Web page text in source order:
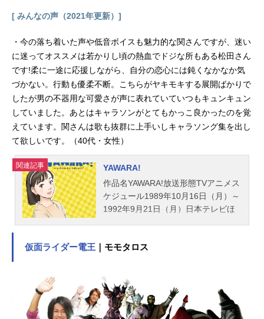
だけど、忍たまの毎日は、あかる
品名忍たま乱太郎放送形態TVアニメ
スケジュール1993年4月10日（土）
～第31シリーズ放送中キャスト乱太
郎：高山みなみきり丸：田中真弓し
んべヱ：一龍斎貞友大川平次渦正：
浦山迅山田伝蔵：大塚明夫土井半
助：関俊彦食堂のおばちゃん：巴菁
子ヘムヘム：島田敏ユキ：國府田マ
きこ稗田八方斎：飯塚昭三スタッフ
郎」より監督：河内日出夫シリーズ
構成：浦...
[ みんなの声（2021年更新）]
・今の落ち着いた声や低音ボイスも魅力的な関さんですが、迷い
に迷ってオススメは若かりし頃の熱血でドジな所もある松田さん
です!柔に一途に応援しながら、自分の恋心には鈍くなかなか気
づかない。行動も優柔不断。こちらがヤキモキする展開ばかりで
したが男の不器用な可愛さが声に表れていていつもキュンキュン
していました。あとはキャラソンがとてもかっこ良かったのを覚
えています。関さんは歌も抜群に上手いしキャラソング集を出し
て欲しいです。（40代・女性）
関連記事
YAWARA!
作品名YAWARA!放送形態TVアニメス
ケジュール1989年10月16日（月）～
1992年9月21日（月）日本テレビほ
作：関俊彦本阿弥さやか：鷹森淑乃
直樹/スタジオ・ナッツ(小学館・ビッ
グコミックススペシャル刊)シリーズ
構成：井上敏樹音楽：森英治、AXIS
仮面ライダー電王 ｜モモタロス